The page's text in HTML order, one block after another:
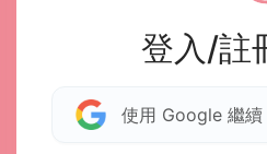
登入/註
使用 Google 繼續